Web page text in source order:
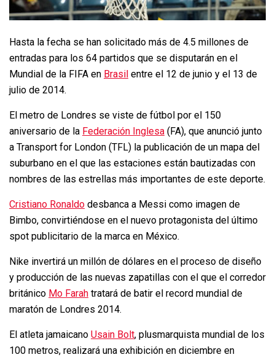
Hasta la fecha se han solicitado más de 4.5 millones de
entradas para los 64 partidos que se disputarán en el
Mundial de la FIFA en Brasil entre el 12 de junio y el 13 de
julio de 2014.
El metro de Londres se viste de fútbol por el 150
aniversario de la Federación Inglesa (FA), que anunció junto
a Transport for London (TFL) la publicación de un mapa del
suburbano en el que las estaciones están bautizadas con
nombres de las estrellas más importantes de este deporte.
Cristiano Ronaldo desbanca a Messi como imagen de
Bimbo, convirtiéndose en el nuevo protagonista del último
spot publicitario de la marca en México.
Nike invertirá un millón de dólares en el proceso de diseño
y producción de las nuevas zapatillas con el que el corredor
británico Mo Farah tratará de batir el record mundial de
maratón de Londres 2014.
El atleta jamaicano Usain Bolt, plusmarquista mundial de los
100 metros, realizará una exhibición en diciembre en